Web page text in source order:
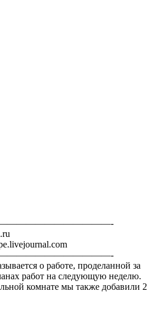
о работе, проделанной за
работ на следующую неделю.
комнате мы также добавили 2